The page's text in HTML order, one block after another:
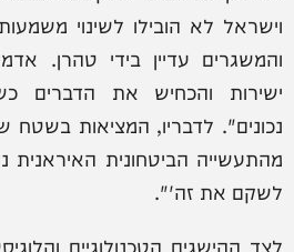
וישראל לא הובילו לשינוי
והמשגרים עדיין בידי טהרן.
ישירות והכחיש את הדברים
מהתעשייה הביטחונית
לשקם את זה'".
לצד ההישגים הטכנולוגיים